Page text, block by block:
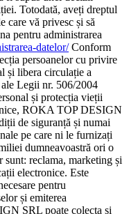
Totodată, aveți dreptul
care vă privesc și să
pentru administrarea
datelor/Conform
persoanelor cu privire
și libera circulație a
Legii nr. 506/2004
și protecția vieții
ROKA TOP DESIGN
de siguranță și numai
pe care ni le furnizați
dumneavoastră ori o
sunt: reclama, marketing și
electronice. Este
pentru
și emiterea
SRL poate colecta și